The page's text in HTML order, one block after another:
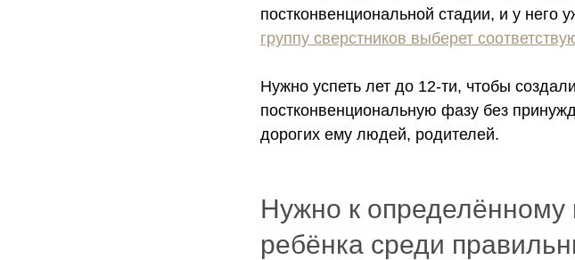
постконвенциональной стадии, и у него
группу сверстников выберет
Нужно успеть лет до 12-ти, чтобы
постконвенциональную фазу без
дорогих ему людей, родителей.
Нужно к определённому
ребёнка среди